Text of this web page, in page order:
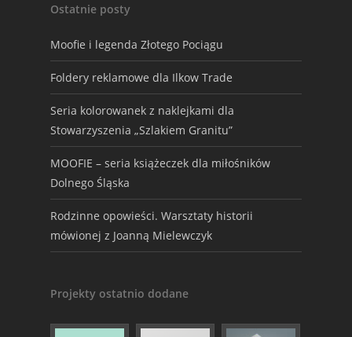
Ostatnie posty
Moofie i legenda Złotego Pociągu
Foldery reklamowe dla Ilkow Trade
Seria kolorowanek z naklejkami dla
Stowarzyszenia „Szlakiem Granitu”
MOOFIE – seria książeczek dla miłośników
Dolnego Śląska
Rodzinne opowieści. Warsztaty historii
mówionej z Joanną Mielewczyk
Projekty ostatnio dodane